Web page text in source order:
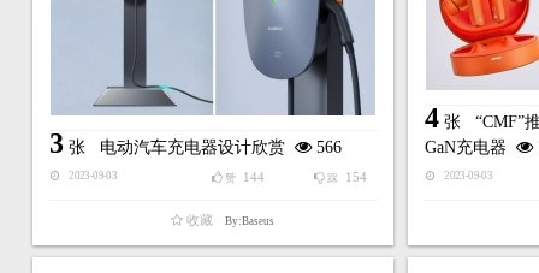
4张 “CMF”
GaN充电器
2023-09-03
3张 电动汽车充电器设计欣赏 566
2023-09-03 踩 154
赞 144
收藏 By:Baseus